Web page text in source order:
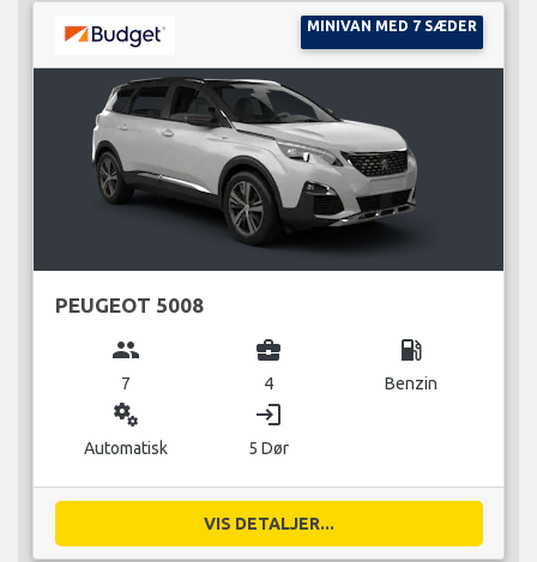
MINIVAN MED 7 SÆDER
PEUGEOT 5008
group
7
business_center
4
local_gas_station
Benzin
miscellaneous_services
Automatisk
login
5 Dør
VIS DETALJER...